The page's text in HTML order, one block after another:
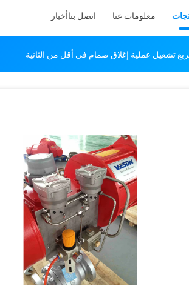
معلومات عنا اتصل بناأخبار
تشغيل عملية إغلاق صمام في أقل من الثانية